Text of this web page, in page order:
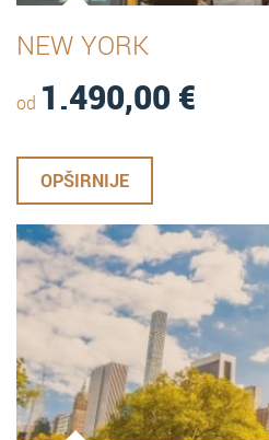
NEW YORK
od 1.490,00€
OPŠIRNIJE